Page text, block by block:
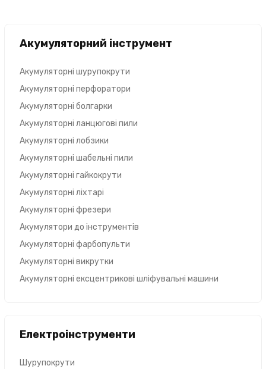
Акумуляторний інструмент
Акумуляторні шурупокрути
Акумуляторні перфоратори
Акумуляторні болгарки
Акумуляторні ланцюгові пили
Акумуляторні лобзики
Акумуляторні шабельні пили
Акумуляторні гайкокрути
Акумуляторні ліхтарі
Акумуляторні фрезери
Акумулятори до інструментів
Акумуляторні фарбопульти
Акумуляторні викрутки
Акумуляторні ексцентрикові шліфувальні машини
Електроінструменти
Шурупокрути